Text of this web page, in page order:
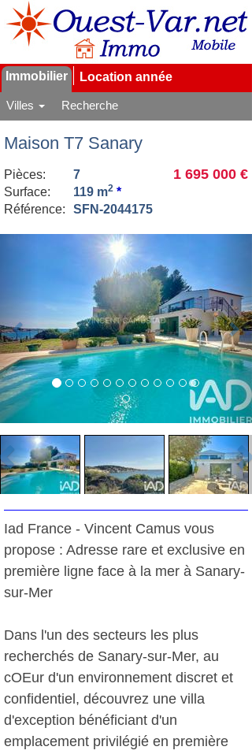
Immobilier Location année
Villes Recherche
Maison T7 Sanary
1 695 000 €
Pièces:
7
Surface:
119 m2 *
Référence:
SFN-2044175
Iad France - Vincent Camus vous
propose : Adresse rare et exclusive en
première ligne face à la mer à Sanary-
sur-Mer
Dans l'un des secteurs les plus
recherchés de Sanary-sur-Mer, au
cOEur d'un environnement discret et
confidentiel, découvrez une villa
d'exception bénéficiant d'un
emplacement privilégié en première